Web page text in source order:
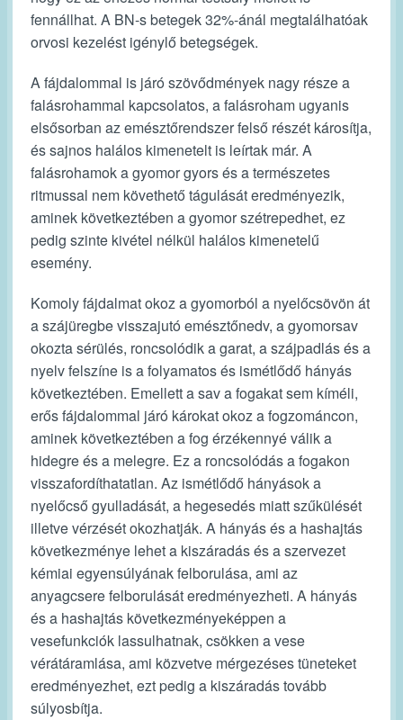
fennállhat. A BN-s betegek 32%-ánál megtalálhatóak
orvosi kezelést igénylő betegségek.
A fájdalommal is járó szövődmények nagy része a
falásrohammal kapcsolatos, a falásroham ugyanis
elsősorban az emésztőrendszer felső részét károsítja,
és sajnos halálos kimenetelt is leírtak már. A
falásrohamok a gyomor gyors és a természetes
ritmussal nem követhető tágulását eredményezik,
aminek következtében a gyomor szétrepedhet, ez
pedig szinte kivétel nélkül halálos kimenetelű
esemény.
Komoly fájdalmat okoz a gyomorból a nyelőcsövön át
a szájüregbe visszajutó emésztőnedv, a gyomorsav
okozta sérülés, roncsolódik a garat, a szájpadlás és a
nyelv felszíne is a folyamatos és ismétlődő hányás
következtében. Emellett a sav a fogakat sem kíméli,
erős fájdalommal járó károkat okoz a fogzománcon,
aminek következtében a fog érzékennyé válik a
hidegre és a melegre. Ez a roncsolódás a fogakon
visszafordíthatatlan. Az ismétlődő hányások a
nyelőcső gyulladását, a hegesedés miatt szűkülését
illetve vérzését okozhatják. A hányás és a hashajtás
következménye lehet a kiszáradás és a szervezet
kémiai egyensúlyának felborulása, ami az
anyagcsere felborulását eredményezheti. A hányás
és a hashajtás következményeképpen a
vesefunkciók lassulhatnak, csökken a vese
vérátáramlása, ami közvetve mérgezéses tüneteket
eredményezhet, ezt pedig a kiszáradás tovább
súlyosbítja.